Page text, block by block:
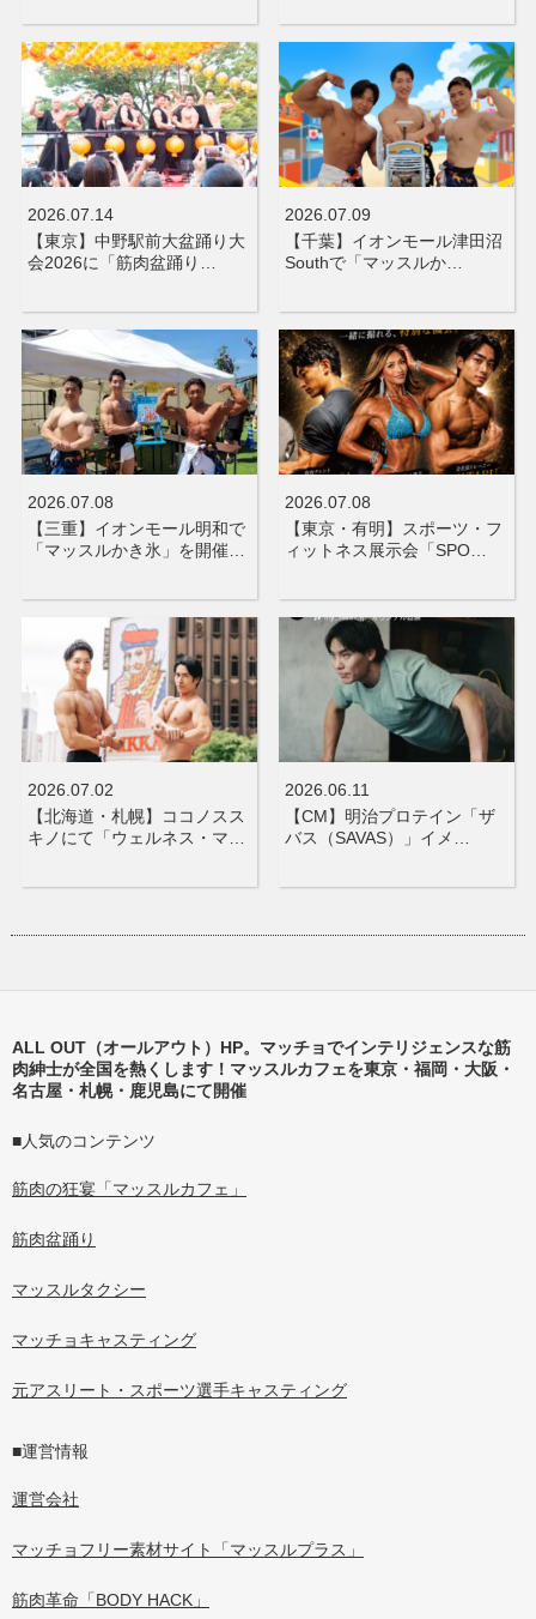
2026.07.14
【東京】中野駅前大盆踊り大
会2026に「筋肉盆踊り…
2026.07.09
【千葉】イオンモール津田沼
Southで「マッスルか…
2026.07.08
【三重】イオンモール明和で
「マッスルかき氷」を開催…
2026.07.08
【東京・有明】スポーツ・フ
ィットネス展示会「SPO…
2026.07.02
【北海道・札幌】ココノスス
キノにて「ウェルネス・マ…
2026.06.11
【CM】明治プロテイン「ザ
バス（SAVAS）」イメ…
ALL OUT（オールアウト）HP。マッチョでインテリジェンスな筋
肉紳士が全国を熱くします！マッスルカフェを東京・福岡・大阪・
名古屋・札幌・鹿児島にて開催
■人気のコンテンツ
筋肉の狂宴「マッスルカフェ」
筋肉盆踊り
マッスルタクシー
マッチョキャスティング
元アスリート・スポーツ選手キャスティング
■運営情報
運営会社
マッチョフリー素材サイト「マッスルプラス」
筋肉革命「BODY HACK」